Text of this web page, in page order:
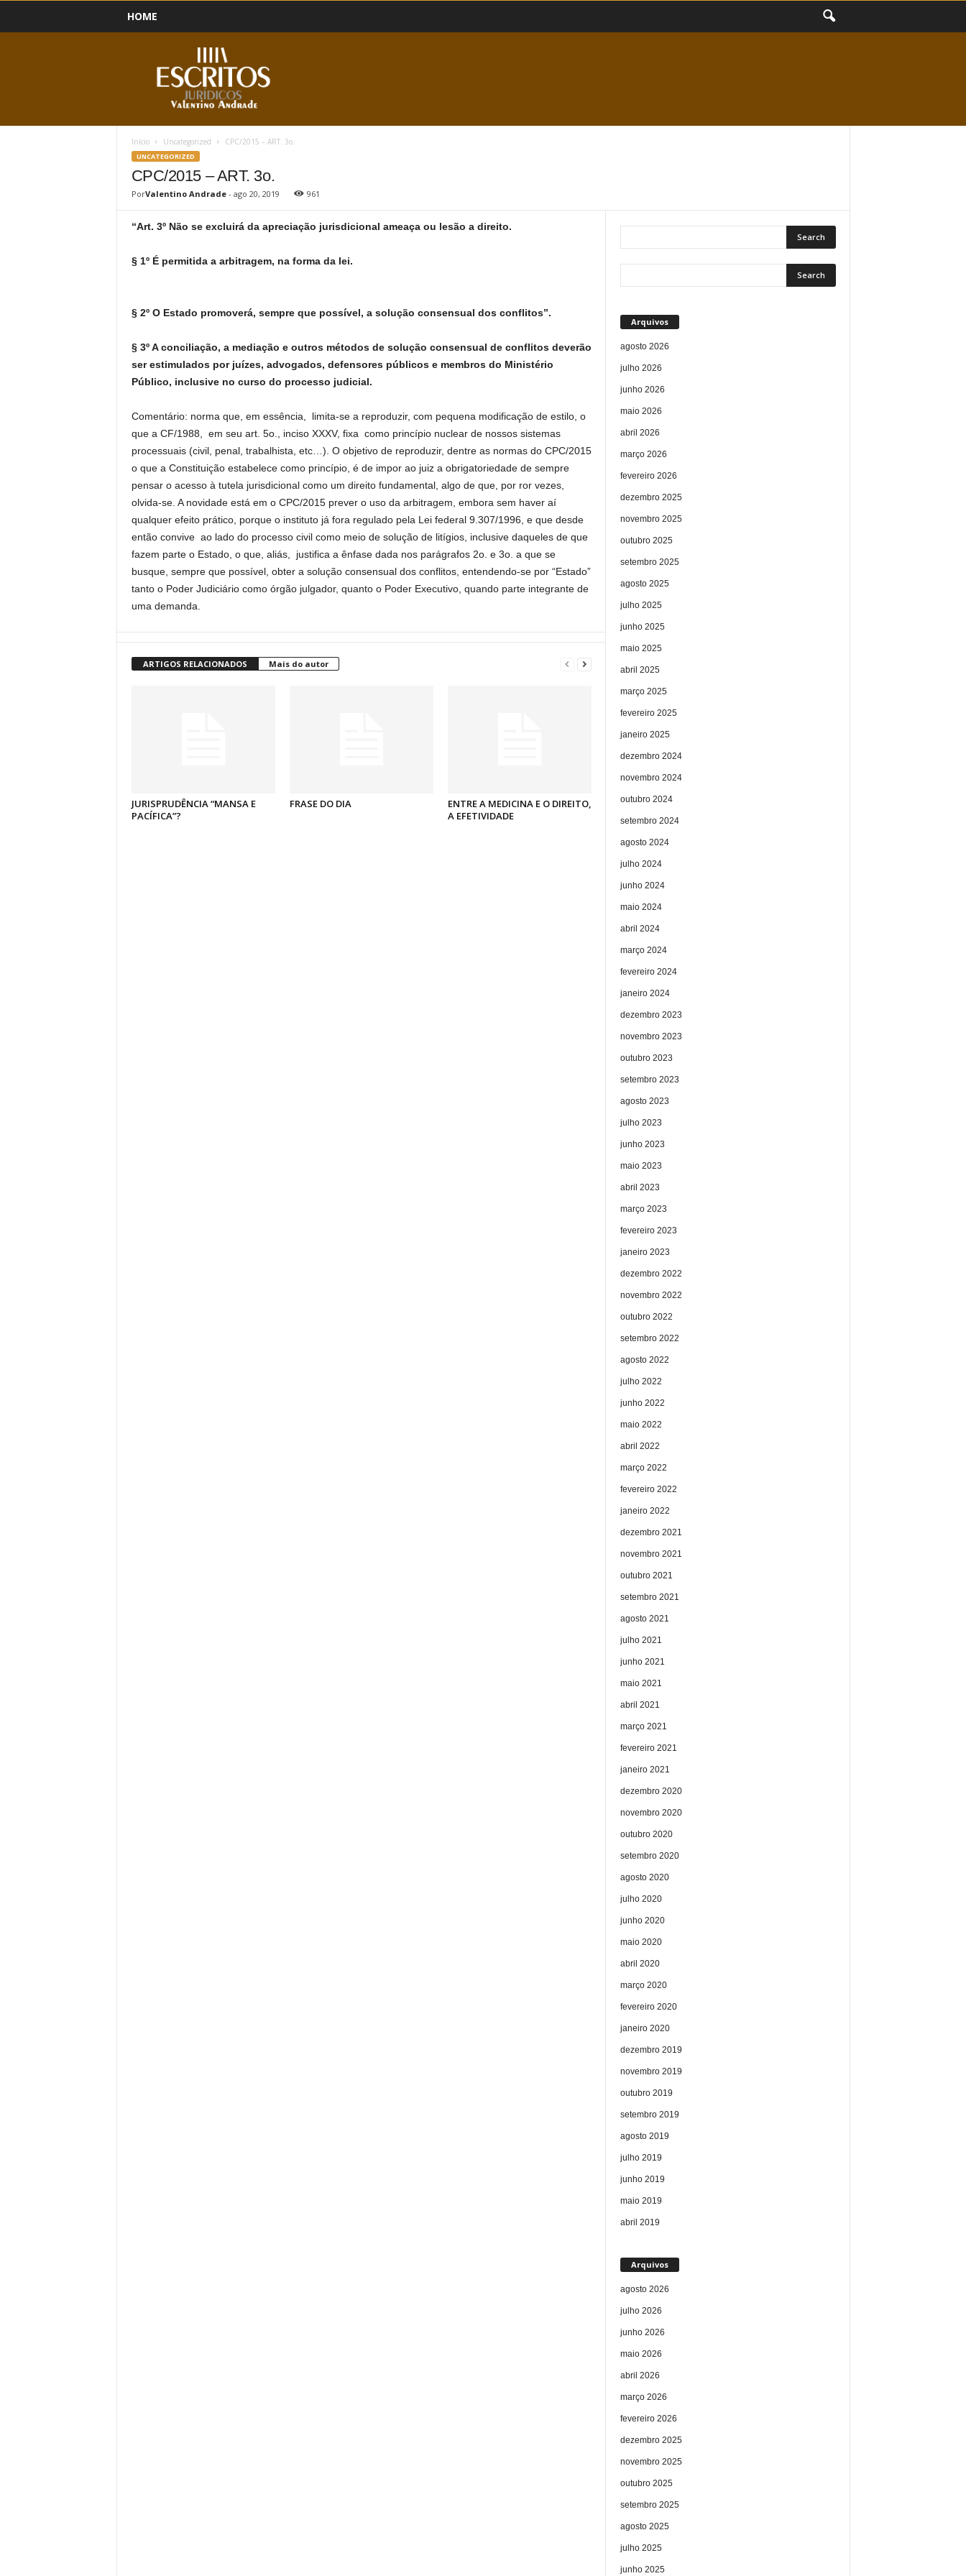
HOME
Início Uncategorized CPC/2015 – ART. 3o.
UNCATEGORIZED
CPC/2015 – ART. 3o.
PorValentino Andrade- ago 20, 2019 961
“Art. 3º Não se excluirá da apreciação jurisdicional ameaça ou lesão a direito.
§ 1º É permitida a arbitragem, na forma da lei.
§ 2º O Estado promoverá, sempre que possível, a solução consensual dos conflitos”.
§ 3º A conciliação, a mediação e outros métodos de solução consensual de conflitos deverão
ser estimulados por juízes, advogados, defensores públicos e membros do Ministério
Público, inclusive no curso do processo judicial.
Comentário: norma que, em essência, limita-se a reproduzir, com pequena modificação de estilo, o
que a CF/1988, em seu art. 5o., inciso XXXV, fixa como princípio nuclear de nossos sistemas
processuais (civil, penal, trabalhista, etc…). O objetivo de reproduzir, dentre as normas do CPC/2015
o que a Constituição estabelece como princípio, é de impor ao juiz a obrigatoriedade de sempre
pensar o acesso à tutela jurisdicional como um direito fundamental, algo de que, por ror vezes,
olvida-se. A novidade está em o CPC/2015 prever o uso da arbitragem, embora sem haver aí
qualquer efeito prático, porque o instituto já fora regulado pela Lei federal 9.307/1996, e que desde
então convive ao lado do processo civil como meio de solução de litígios, inclusive daqueles de que
fazem parte o Estado, o que, aliás, justifica a ênfase dada nos parágrafos 2o. e 3o. a que se
busque, sempre que possível, obter a solução consensual dos conflitos, entendendo-se por “Estado”
tanto o Poder Judiciário como órgão julgador, quanto o Poder Executivo, quando parte integrante de
uma demanda.
ARTIGOS RELACIONADOS Mais do autor
JURISPRUDÊNCIA “MANSA E
PACÍFICA”?
FRASE DO DIA
ENTRE A MEDICINA E O DIREITO,
A EFETIVIDADE
Arquivos
agosto 2026
julho 2026
junho 2026
maio 2026
abril 2026
março 2026
fevereiro 2026
dezembro 2025
novembro 2025
outubro 2025
setembro 2025
agosto 2025
julho 2025
junho 2025
maio 2025
abril 2025
março 2025
fevereiro 2025
janeiro 2025
dezembro 2024
novembro 2024
outubro 2024
setembro 2024
agosto 2024
julho 2024
junho 2024
maio 2024
abril 2024
março 2024
fevereiro 2024
janeiro 2024
dezembro 2023
novembro 2023
outubro 2023
setembro 2023
agosto 2023
julho 2023
junho 2023
maio 2023
abril 2023
março 2023
fevereiro 2023
janeiro 2023
dezembro 2022
novembro 2022
outubro 2022
setembro 2022
agosto 2022
julho 2022
junho 2022
maio 2022
abril 2022
março 2022
fevereiro 2022
janeiro 2022
dezembro 2021
novembro 2021
outubro 2021
setembro 2021
agosto 2021
julho 2021
junho 2021
maio 2021
abril 2021
março 2021
fevereiro 2021
janeiro 2021
dezembro 2020
novembro 2020
outubro 2020
setembro 2020
agosto 2020
julho 2020
junho 2020
maio 2020
abril 2020
março 2020
fevereiro 2020
janeiro 2020
dezembro 2019
novembro 2019
outubro 2019
setembro 2019
agosto 2019
julho 2019
junho 2019
maio 2019
abril 2019
Arquivos
agosto 2026
julho 2026
junho 2026
maio 2026
abril 2026
março 2026
fevereiro 2026
dezembro 2025
novembro 2025
outubro 2025
setembro 2025
agosto 2025
julho 2025
junho 2025